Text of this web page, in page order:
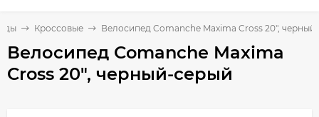
Кроссовые Велосипед Comanche Maxima Cross 20",
Велосипед Comanche Maxima
Cross 20", черный-серый